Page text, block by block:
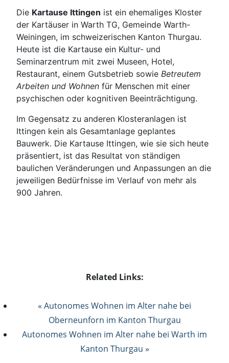
Die Kartause Ittingen ist ein ehemaliges Kloster
der Kartäuser in Warth TG, Gemeinde Warth-
Weiningen, im schweizerischen Kanton Thurgau.
Heute ist die Kartause ein Kultur- und
Seminarzentrum mit zwei Museen, Hotel,
Restaurant, einem Gutsbetrieb sowie Betreutem
Arbeiten und Wohnen für Menschen mit einer
psychischen oder kognitiven Beeinträchtigung.
Im Gegensatz zu anderen Klosteranlagen ist
Ittingen kein als Gesamtanlage geplantes
Bauwerk. Die Kartause Ittingen, wie sie sich heute
präsentiert, ist das Resultat von ständigen
baulichen Veränderungen und Anpassungen an die
jeweiligen Bedürfnisse im Verlauf von mehr als
900 Jahren.
Related Links:
« Autonomes Wohnen im Alter nahe bei
Oberneunforn im Kanton Thurgau
Autonomes Wohnen im Alter nahe bei Warth im
Kanton Thurgau »